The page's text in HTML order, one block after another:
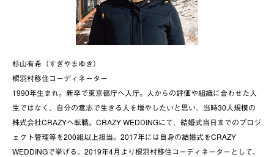
杉山有希（すぎやまゆき）
根羽村移住コーディネーター
1990年生まれ。新卒で東京都庁へ入庁。人からの評価や組織に合わせた人
生ではなく、自分の意志で生きる人を増やしたいと思い、当時30人規模の
株式会社CRAZYへ転職。CRAZY WEDDINGにて、結婚式当日までのプロジ
ェクト管理等を200組以上担当。2017年には自身の結婚式をCRAZY
WEDDINGで挙げる。2019年4月より根羽村移住コーディネーターとして、